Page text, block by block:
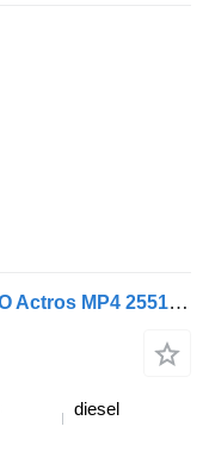
Accumulateur énergétique WABCO Actros MP4 2551 (01.13-) 9254880100 pour tracteur routier Mercedes-Benz Actros MP4 Antos Arocs (2012-)
diesel